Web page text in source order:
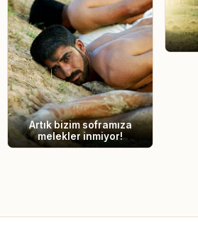
Artık bizim soframıza
melekler inmiyor!